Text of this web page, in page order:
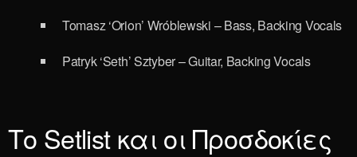
Tomasz ‘Orion’ Wróblewski – Bass, Backing Vocals
Patryk ‘Seth’ Sztyber – Guitar, Backing Vocals
Το Setlist και οι Προσδοκίες